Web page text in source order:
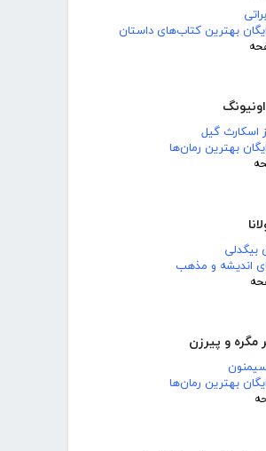
بهترین کتاب‌های داستان
اسکارث گیل
بهترین رمان‌ها
بیگدلی
اندیشه و مذهب
مگره و پیرزن
بهترین رمان‌ها